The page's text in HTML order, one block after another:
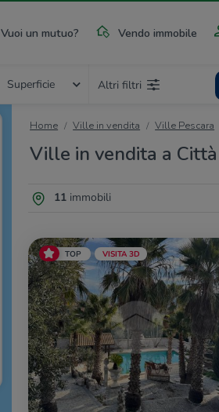
Vuoi un mutuo? Vendo immobile
Superficie Altri filtri
Home Ville in vendita Ville Pescara
Ville in vendita a
11immobili
TOP VISITA 3D